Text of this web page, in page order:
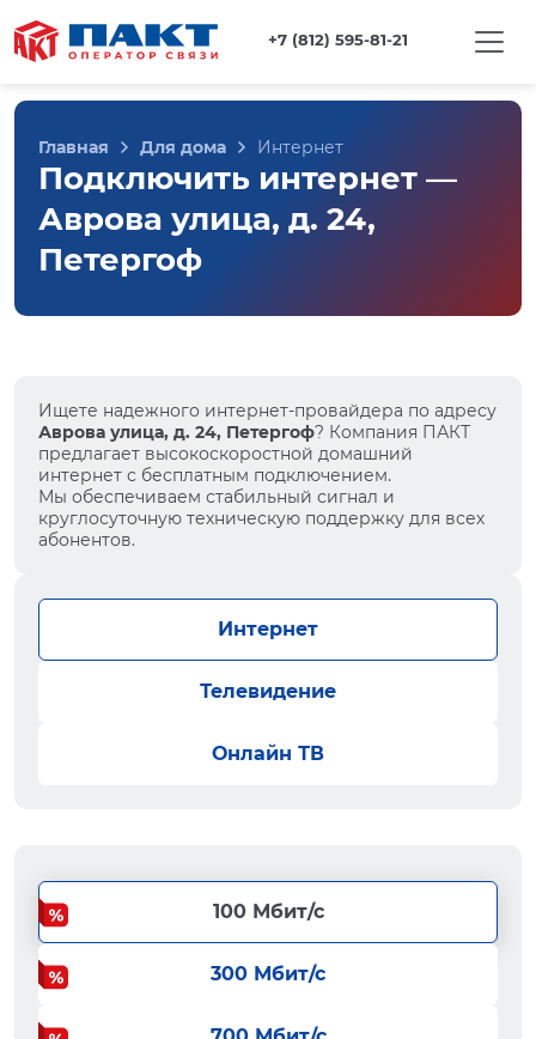
+7 (812) 595-81-21
Главная Для дома Интернет
Подключить интернет —
Аврова улица, д. 24,
Петергоф
Ищете надежного интернет-провайдера по адресу
Аврова улица, д. 24, Петергоф? Компания ПАКТ
предлагает высокоскоростной домашний
интернет с бесплатным подключением.
Мы обеспечиваем стабильный сигнал и
круглосуточную техническую поддержку для всех
абонентов.
Интернет
Телевидение
Онлайн ТВ
100 Мбит/с
300 Мбит/с